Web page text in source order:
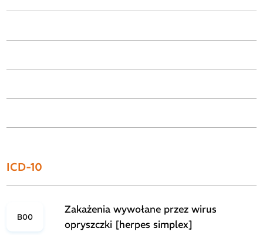
ICD-10
B00
Zakażenia wywołane przez wirus
opryszczki [herpes simplex]